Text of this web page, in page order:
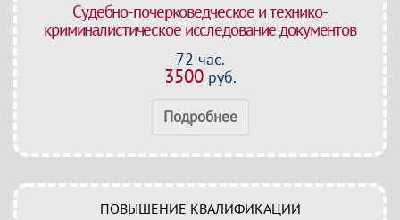
Судебно-почерковедческое и технико-
криминалистическое исследование документов
72 час.
3500руб.
Подробнее
ПОВЫШЕНИЕ КВАЛИФИКАЦИИ